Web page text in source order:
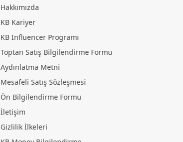
Hakkımızda
KB Kariyer
KB Influencer Programı
Toptan Satış Bilgilendirme Formu
Aydınlatma Metni
Mesafeli Satış Sözleşmesi
Ön Bilgilendirme Formu
İletişim
Gizlilik İlkeleri